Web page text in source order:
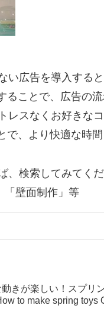
い広告を導入すると
ることで、広告の
レスなくお好きな
、より快適な時
、検索してみてく
壁面制作」等
動きが楽しい！スプ
to make spring toys